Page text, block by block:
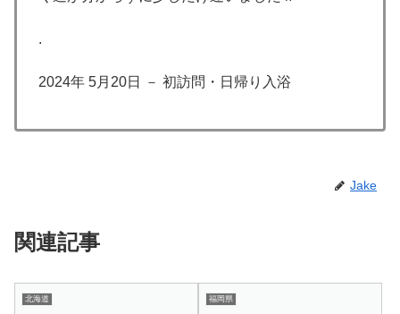
.
2024年 5月20日 － 初訪問・日帰り入浴
Jake
関連記事
北海道 福岡県